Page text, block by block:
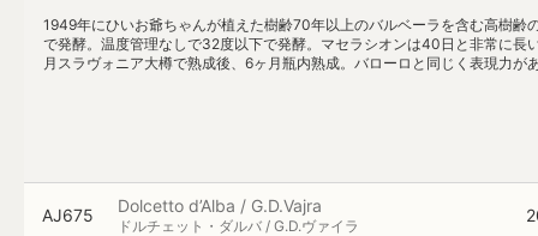
1949年にひいお爺ちゃんが植えた樹齢70年以上のバルベーラを含む高樹
で発酵。温度管理なしで32度以下で発酵。マセラシオンは40日と非常に
月スラヴォニア大樽で熟成後、6ヶ月瓶内熟成。バローロと同じく表現力が
AJ675 Dolcetto d’Alba / G.D.Vajra
ドルチェット・ダルバ / G.D.ヴァイラ